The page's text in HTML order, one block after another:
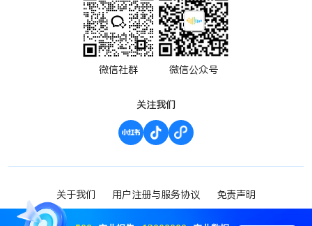
微信社群 微信公众号
关注我们
关于我们 用户注册与服务协议 免责声明